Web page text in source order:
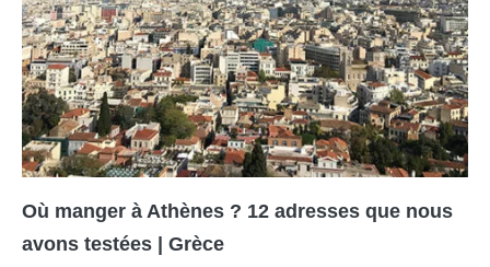
Où manger à Athènes ? 12 adresses que nous
avons testées | Grèce